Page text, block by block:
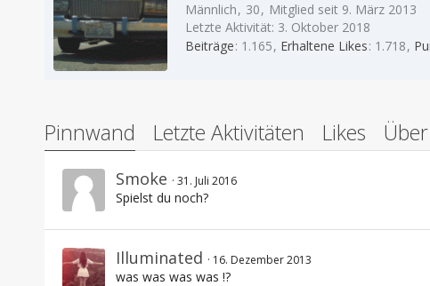
Männlich 30
Mitglied seit 9. März 2013
Letzte Aktivität: 3. Oktober 2018
Beiträge 1.165 Erhaltene Likes 1.718
Pinnwand Letzte Aktivitäten Likes
Smoke 31. Juli 2016
Spielst du noch?
Illuminated 16. Dezember 2013
was was was was !?